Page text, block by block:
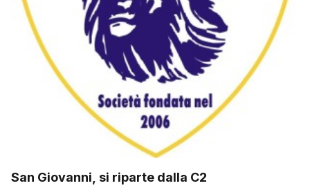
San Giovanni, si riparte dalla C2